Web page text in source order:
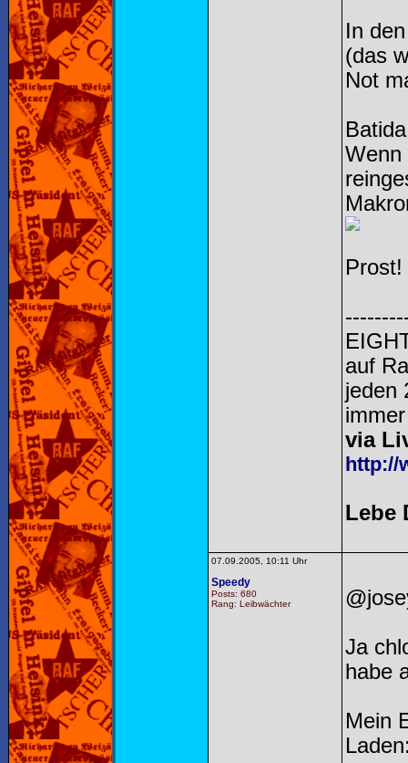
In
(das
Not
Wenn
Prost!
auf
jeden
via
http://
Lebe
07.09.2005, 10:11 Uhr
Speedy
Posts: 680
Rang: Leibwächter
Ja
habe
Mein